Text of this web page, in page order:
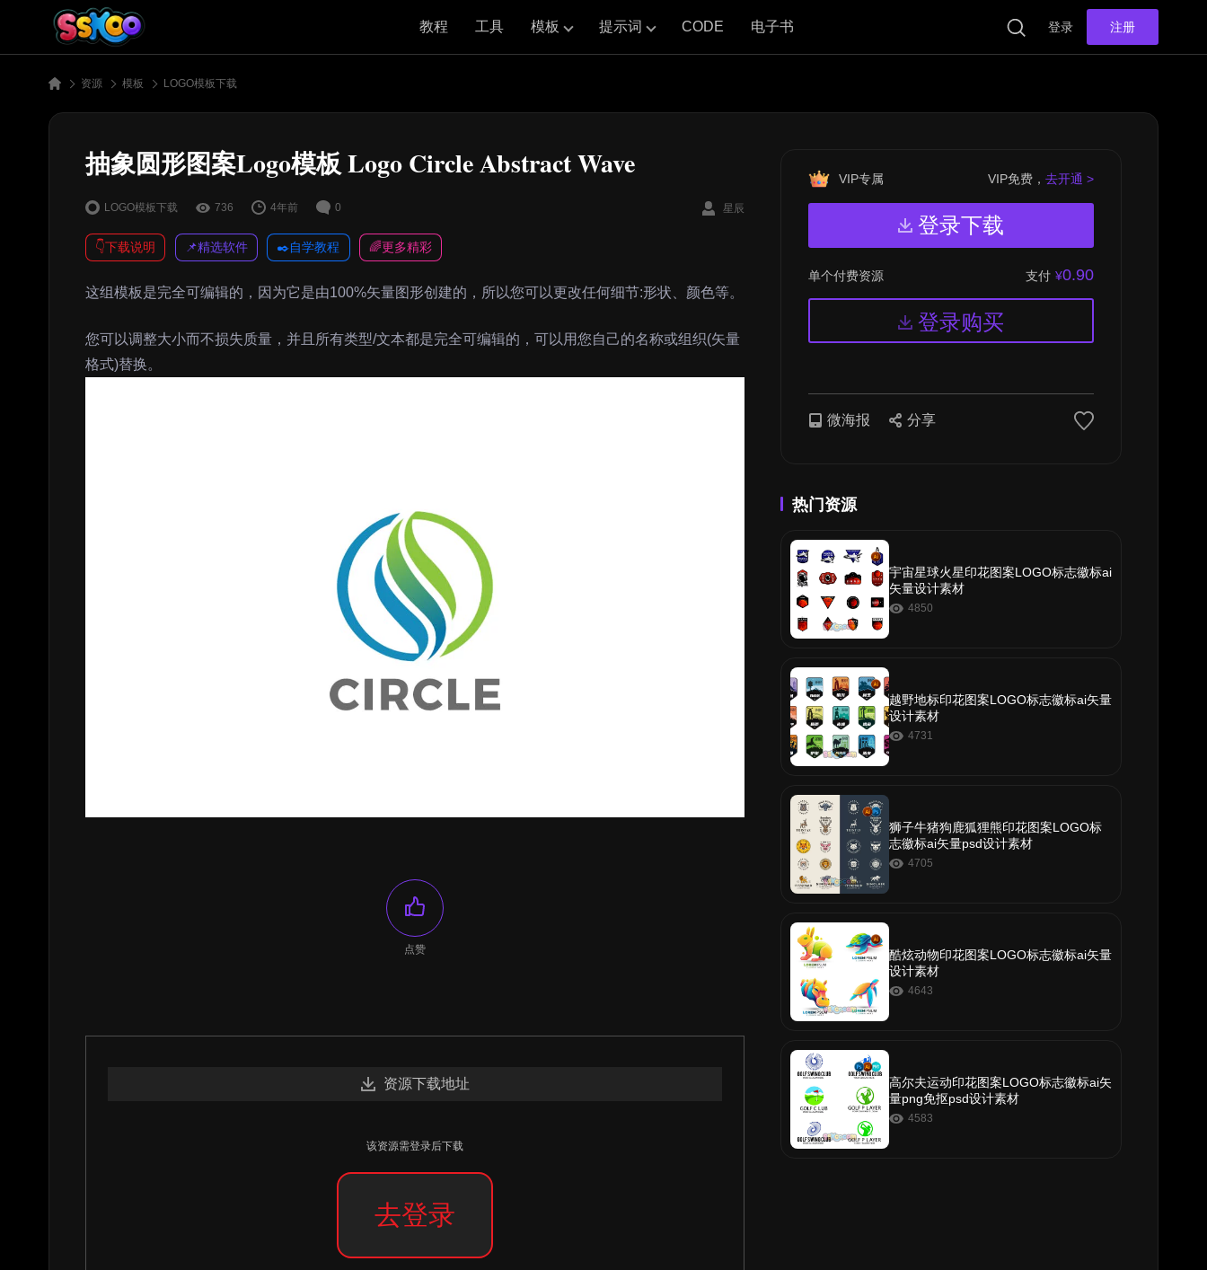
教程 工具 模板 提示词 CODE 电子书 登录 注册
资源 模板 LOGO模板下载
抽象圆形图案Logo模板 Logo Circle Abstract Wave
LOGO模板下载 736 4年前 0 星辰
👇下载说明 📌精选软件 ✒️自学教程 🌈更多精彩
这组模板是完全可编辑的，因为它是由100%矢量图形创建的，所以您可以更改任何细节:形状、颜色等。
您可以调整大小而不损失质量，并且所有类型/文本都是完全可编辑的，可以用您自己的名称或组织(矢量
格式)替换。
点赞
资源下载地址
该资源需登录后下载
去登录
VIP专属 VIP免费，去开通 >
登录下载
单个付费资源 支付 ¥0.90
登录购买
微海报 分享
热门资源
宇宙星球火星印花图案LOGO标志徽标ai
矢量设计素材
4850
越野地标印花图案LOGO标志徽标ai矢量
设计素材
4731
狮子牛猪狗鹿狐狸熊印花图案LOGO标
志徽标ai矢量psd设计素材
4705
酷炫动物印花图案LOGO标志徽标ai矢量
设计素材
4643
高尔夫运动印花图案LOGO标志徽标ai矢
量png免抠psd设计素材
4583